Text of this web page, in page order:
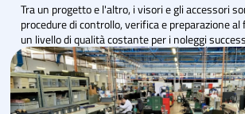
Tra un progetto e l'altro, i visori e gli accessori
procedure di controllo, verifica e preparazione
un livello di qualità costante per i noleggi